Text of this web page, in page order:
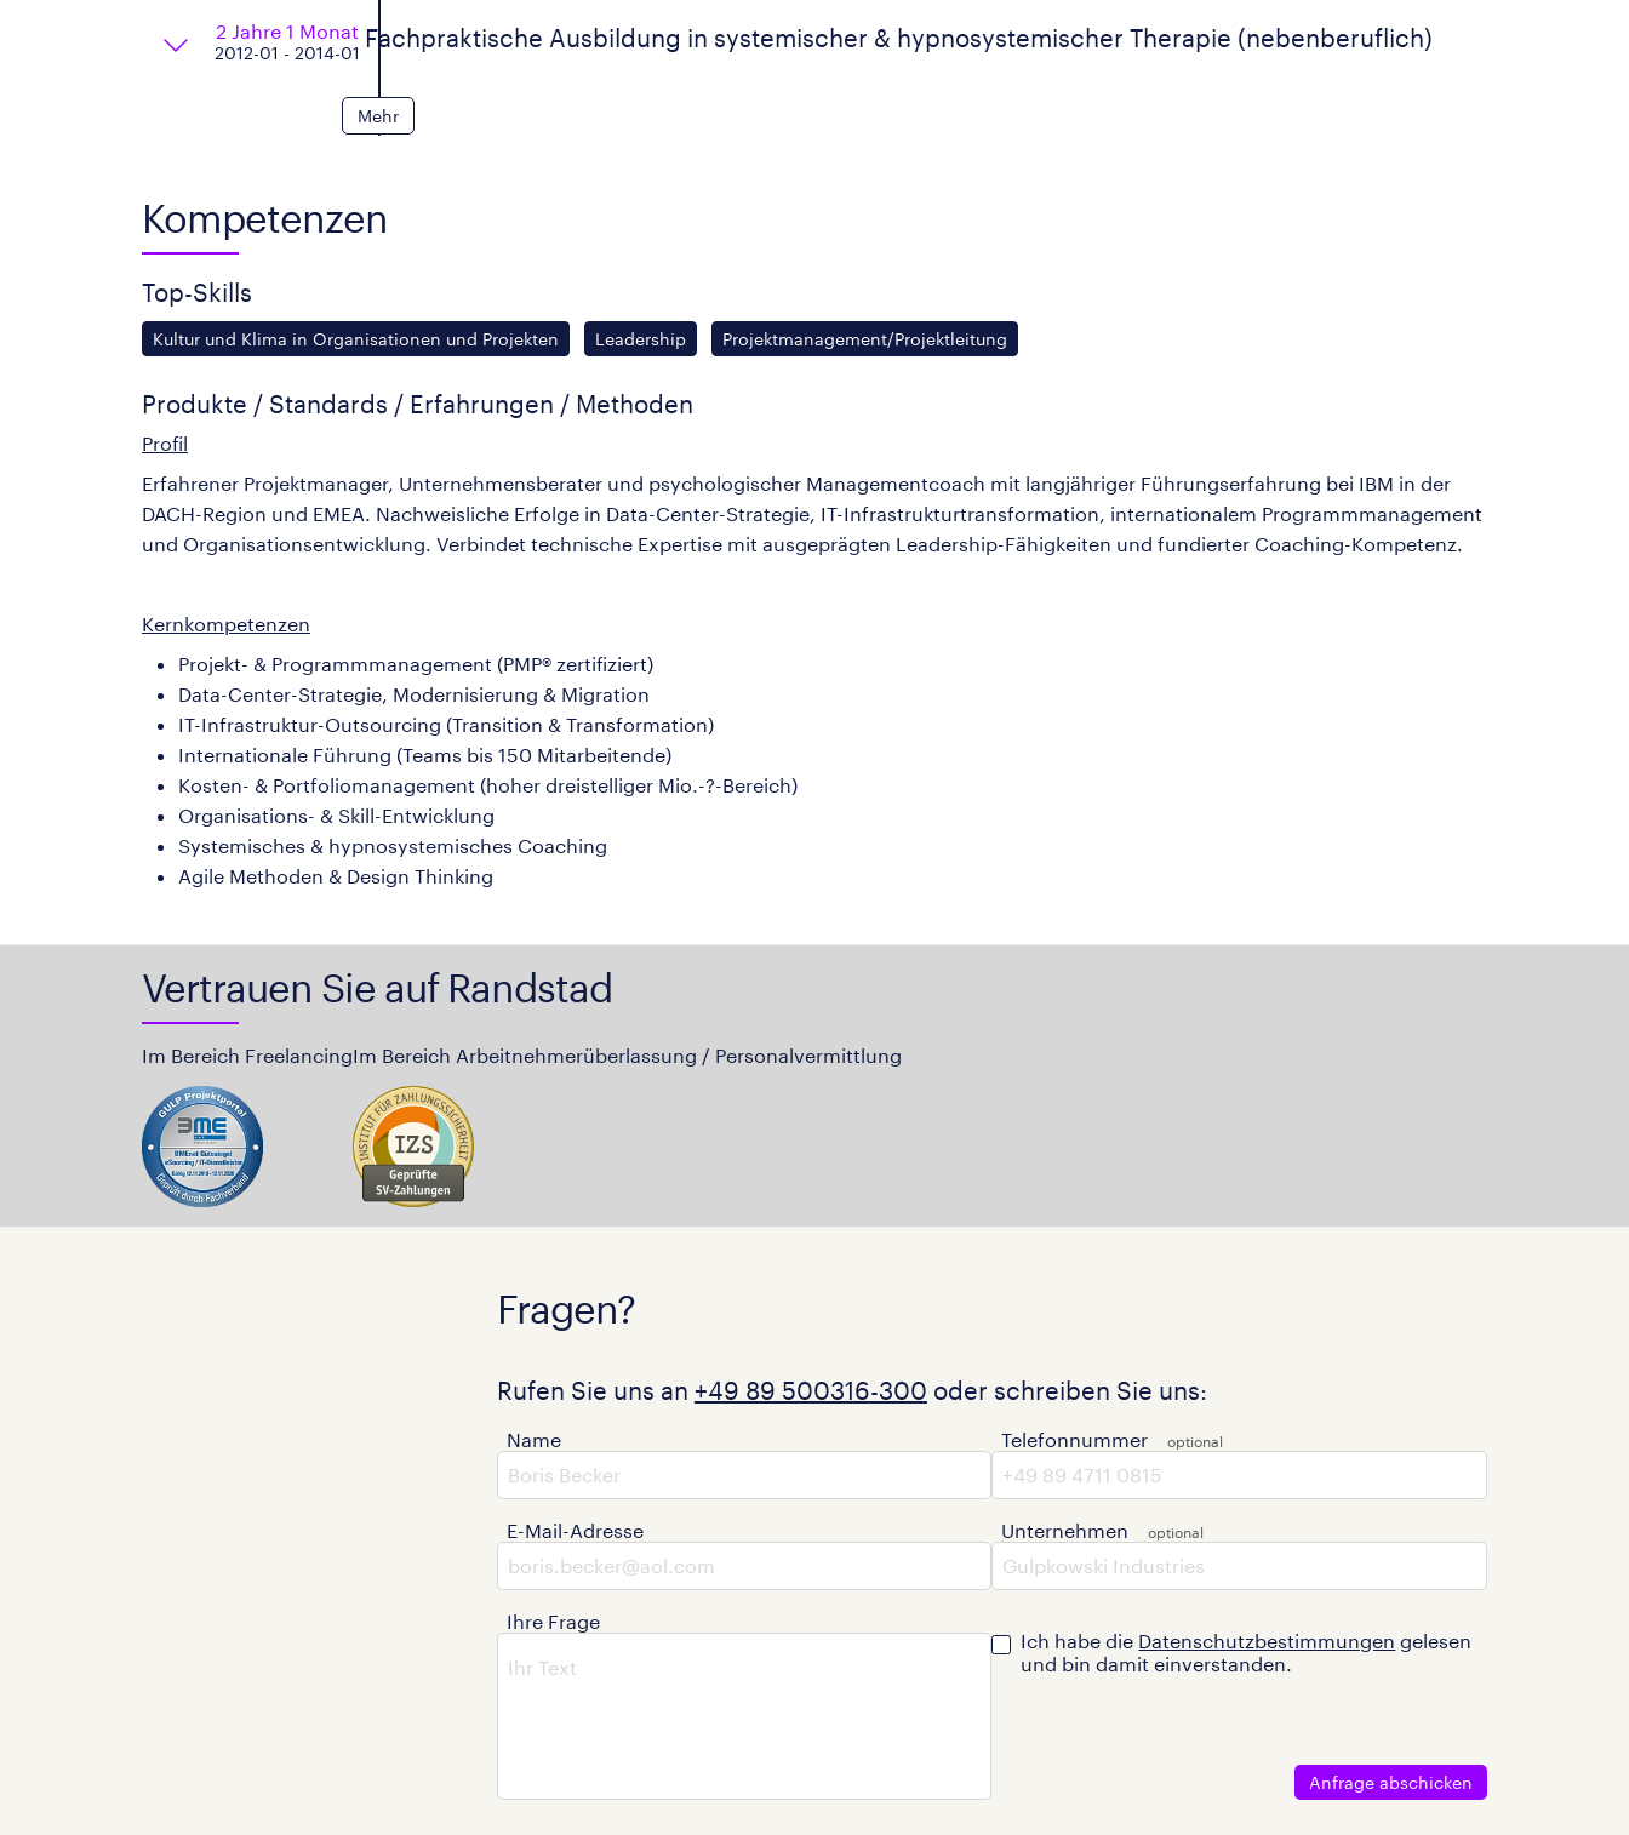
2 Jahre 1 Monat
2012-01 - 2014-01
Fachpraktische Ausbildung in systemischer & hypnosystemischer Therapie (nebenberuflich)
Mehr
Kompetenzen
Top-Skills
Kultur und Klima in Organisationen und Projekten Leadership Projektmanagement/Projektleitung
Produkte / Standards / Erfahrungen / Methoden
Profil
Erfahrener Projektmanager, Unternehmensberater und psychologischer Managementcoach mit langjähriger Führungserfahrung bei IBM in der
DACH-Region und EMEA. Nachweisliche Erfolge in Data-Center-Strategie, IT-Infrastrukturtransformation, internationalem Programmmanagement
und Organisationsentwicklung. Verbindet technische Expertise mit ausgeprägten Leadership-Fähigkeiten und fundierter Coaching-Kompetenz.
Kernkompetenzen
Projekt- & Programmmanagement (PMP® zertifiziert)
Data-Center-Strategie, Modernisierung & Migration
IT-Infrastruktur-Outsourcing (Transition & Transformation)
Internationale Führung (Teams bis 150 Mitarbeitende)
Kosten- & Portfoliomanagement (hoher dreistelliger Mio.-?-Bereich)
Organisations- & Skill-Entwicklung
Systemisches & hypnosystemisches Coaching
Agile Methoden & Design Thinking
Vertrauen Sie auf Randstad
Im Bereich FreelancingIm Bereich Arbeitnehmerüberlassung / Personalvermittlung
Fragen?
Rufen Sie uns an +49 89 500316-300 oder schreiben Sie uns:
Name
E-Mail-Adresse
Ihre Frage
Telefonnummer
Unternehmen
Ich habe die Datenschutzbestimmungen gelesen
und bin damit einverstanden.
Anfrage abschicken